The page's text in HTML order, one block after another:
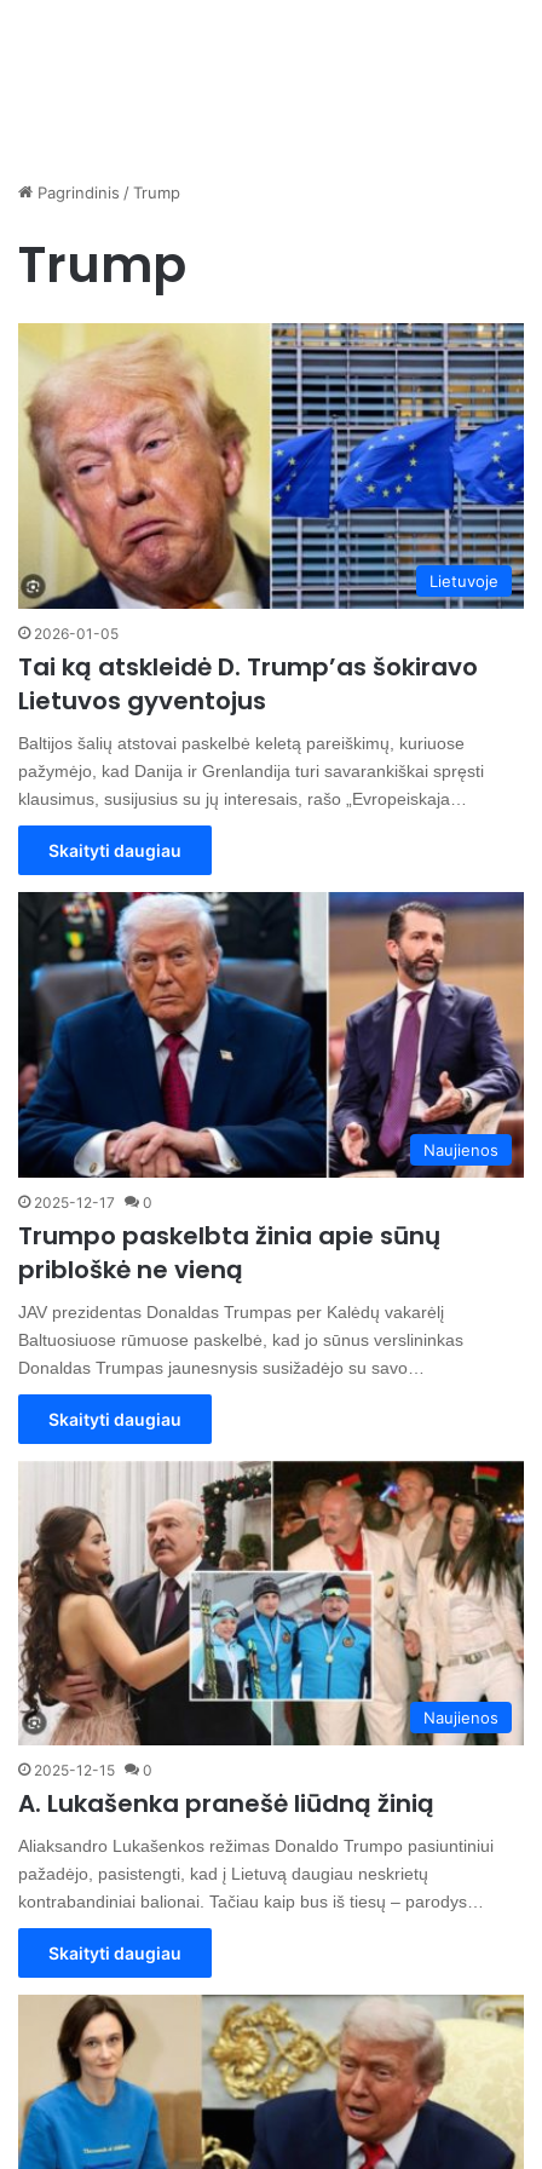
Pagrindinis /Trump
Trump
Lietuvoje
2026-01-05
Tai ką atskleidė D. Trump’as šokiravo
Lietuvos gyventojus
Baltijos šalių atstovai paskelbė keletą pareiškimų, kuriuose
pažymėjo, kad Danija ir Grenlandija turi savarankiškai spręsti
klausimus, susijusius su jų interesais, rašo „Evropeiskaja…
Skaityti daugiau
Naujienos
2025-12-17 0
Trumpo paskelbta žinia apie sūnų
pribloškė ne vieną
JAV prezidentas Donaldas Trumpas per Kalėdų vakarėlį
Baltuosiuose rūmuose paskelbė, kad jo sūnus verslininkas
Donaldas Trumpas jaunesnysis susižadėjo su savo…
Skaityti daugiau
Naujienos
2025-12-15 0
A. Lukašenka pranešė liūdną žinią
Aliaksandro Lukašenkos režimas Donaldo Trumpo pasiuntiniui
pažadėjo, pasistengti, kad į Lietuvą daugiau neskrietų
kontrabandiniai balionai. Tačiau kaip bus iš tiesų – parodys…
Skaityti daugiau